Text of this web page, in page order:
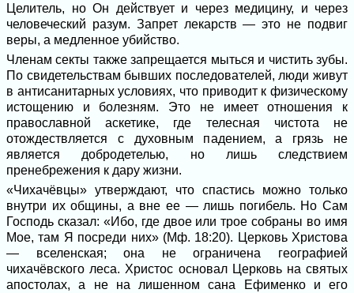
Целитель, но Он действует и через медицину, и через
человеческий разум. Запрет лекарств — это не подвиг
веры, а медленное убийство.
Членам секты также запрещается мыться и чистить зубы.
По свидетельствам бывших последователей, люди живут
в антисанитарных условиях, что приводит к физическому
истощению и болезням. Это не имеет отношения к
православной аскетике, где телесная чистота не
отождествляется с духовным падением, а грязь не
является добродетелью, но лишь следствием
пренебрежения к дару жизни.
«Чихачёвцы» утверждают, что спастись можно только
внутри их общины, а вне ее — лишь погибель. Но Сам
Господь сказал: «Ибо, где двое или трое собраны во имя
Мое, там Я посреди них» (Мф. 18:20). Церковь Христова
— вселенская; она не ограничена географией
чихачёвского леса. Христос основал Церковь на святых
апостолах, а не на лишенном сана Ефименко и его